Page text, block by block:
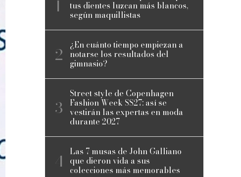
tus dientes luzcan más blancos,
según maquillistas
¿En cuánto tiempo empiezan a
notarse los resultados del
gimnasio?
Street style de Copenhagen
Fashion Week SS27: así se
vestirán las expertas en moda
durante 2027
Las 7 musas de John Galliano
que dieron vida a sus
colecciones más memorables